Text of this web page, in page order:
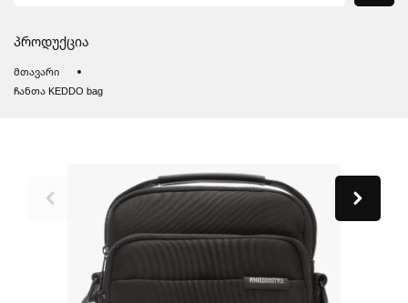
პროდუქცია
მთავარი
ჩანთა KEDDO bag